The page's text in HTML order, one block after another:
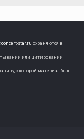
star.ru охраняются в
или цитировании,
с которой материал был